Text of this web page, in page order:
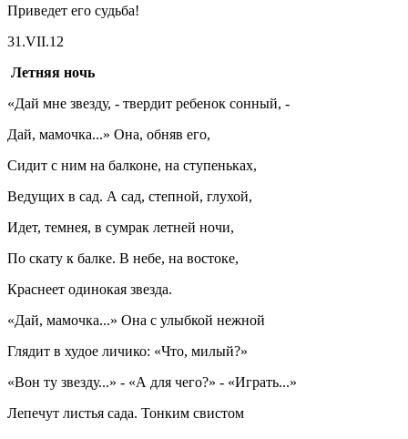
Приведет его судьба!
31.VII.12
Летняя ночь
«Дай мне звезду, - твердит ребенок сонный, -
Дай, мамочка...» Она, обняв его,
Сидит с ним на балконе, на ступеньках,
Ведущих в сад. А сад, степной, глухой,
Идет, темнея, в сумрак летней ночи,
По скату к балке. В небе, на востоке,
Краснеет одинокая звезда.
«Дай, мамочка...» Она с улыбкой нежной
Глядит в худое личико: «Что, милый?»
«Вон ту звезду...» - «А для чего?» - «Играть...»
Лепечут листья сада. Тонким свистом